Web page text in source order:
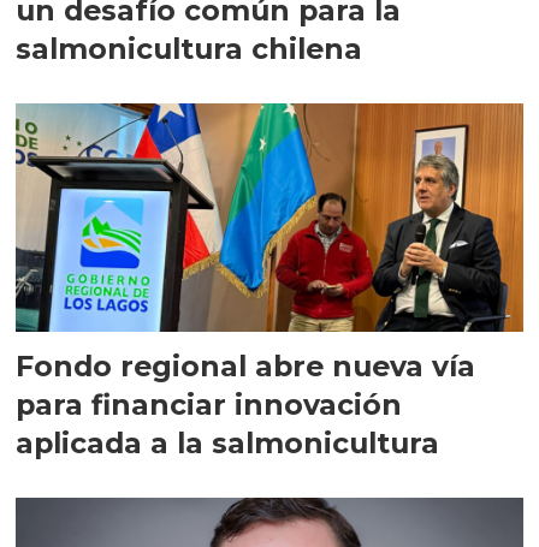
un desafío común para la
salmonicultura chilena
Fondo regional abre nueva vía
para financiar innovación
aplicada a la salmonicultura